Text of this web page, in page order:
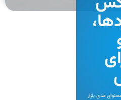
مدی بازار